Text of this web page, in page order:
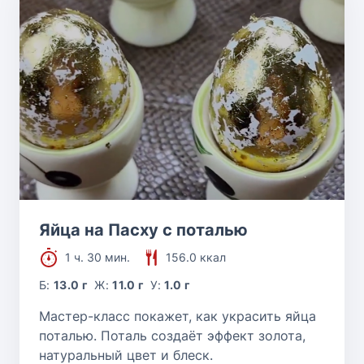
Яйца на Пасху с поталью
1 ч. 30 мин.
156.0 ккал
Б:13.0 г Ж:11.0 г У:1.0 г
Мастер-класс покажет, как украсить яйца
поталью. Поталь создаёт эффект золота,
натуральный цвет и блеск.